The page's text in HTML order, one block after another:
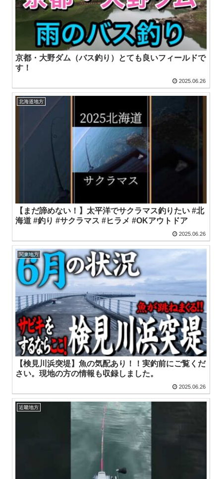
京都・大野ダム（バス釣り）とても良いフィールドで
す！
2025.06.26
北海道地方
【まだ諦めない！】太平洋でサクラマス釣りたい #北
海道 #釣り #サクラマス #ヒラメ #OKアウトドア
2025.06.26
関東地方
【検見川浜突堤】魚の気配あり！！実釣前にご覧くだ
さい。現地の方の情報も収録しました。
2025.06.26
近畿地方